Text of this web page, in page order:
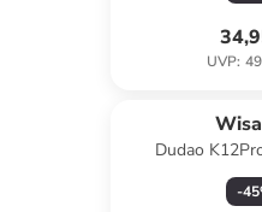
UVP:
Dudao
20000mAh
-45